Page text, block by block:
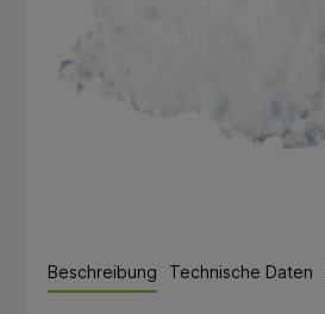
Beschreibung Technische Daten